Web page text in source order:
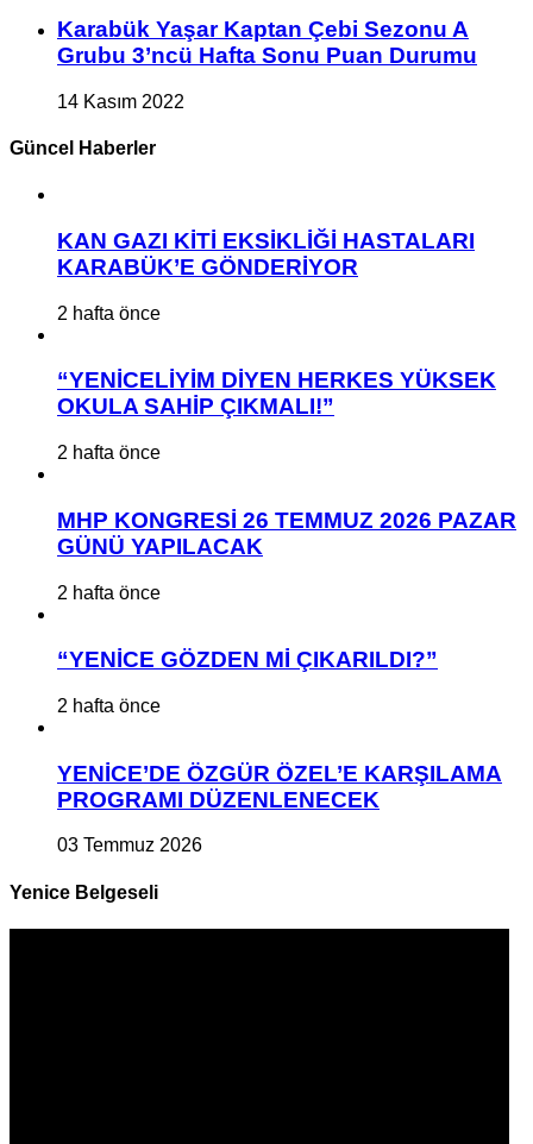
Karabük Yaşar Kaptan Çebi Sezonu A
Grubu 3’ncü Hafta Sonu Puan Durumu
14 Kasım 2022
Güncel Haberler
KAN GAZI KİTİ EKSİKLİĞİ HASTALARI
KARABÜK’E GÖNDERİYOR
2 hafta önce
“YENİCELİYİM DİYEN HERKES YÜKSEK
OKULA SAHİP ÇIKMALI!”
2 hafta önce
MHP KONGRESİ 26 TEMMUZ 2026 PAZAR
GÜNÜ YAPILACAK
2 hafta önce
“YENİCE GÖZDEN Mİ ÇIKARILDI?”
2 hafta önce
YENİCE’DE ÖZGÜR ÖZEL’E KARŞILAMA
PROGRAMI DÜZENLENECEK
03 Temmuz 2026
Yenice Belgeseli